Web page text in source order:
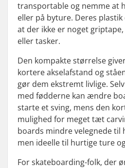
transportable og nemme at
eller på byture. Deres
at der ikke er noget
eller tasker.
Den kompakte størrelse
kortere akselafstand og
gør dem ekstremt livlige.
med fødderne kan ændre
starte et sving, mens den
mulighed for meget tæt
boards mindre velegnede til
men ideelle til hurtige ture
For skateboarding-folk, der